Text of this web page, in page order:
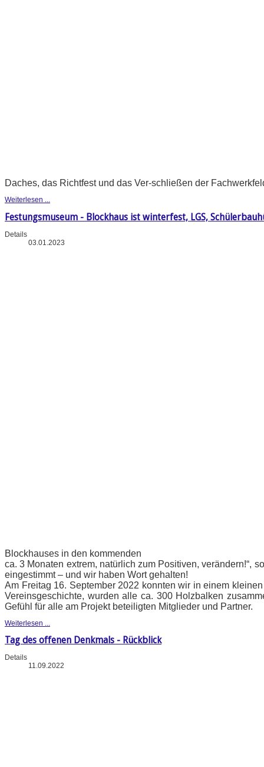
Daches, das Richtfest und das Ver-schließen der
Weiterlesen ...
Festungsmuseum - Blockhaus ist winterfest, LGS,
Details
03.01.2023
Blockhauses in den kommenden
ca. 3 Monaten extrem, natürlich zum Positiven, verändern!“,
eingestimmt – und wir haben Wort gehalten!
Am Freitag 16. September 2022 konnten wir in einem
Vereinsgeschichte, wurden alle ca. 300 Holzbalken
Gefühl für alle am Projekt beteiligten Mitglieder und Partner.
Weiterlesen ...
Tag des offenen Denkmals - Rückblick
Details
11.09.2022